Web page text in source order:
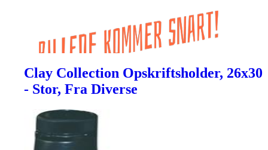
Clay Collection Opskriftsholder, 26x30
- Stor, Fra Diverse